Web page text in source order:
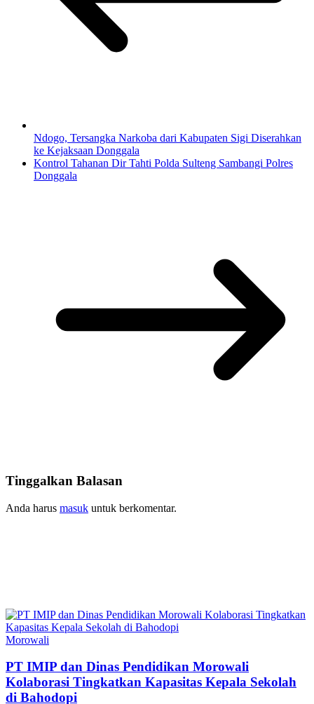
Ndogo, Tersangka Narkoba dari Kabupaten Sigi Diserahkan
ke Kejaksaan Donggala
Kontrol Tahanan Dir Tahti Polda Sulteng Sambangi Polres
Donggala
Tinggalkan Balasan
Anda harus masuk untuk berkomentar.
Morowali
PT IMIP dan Dinas Pendidikan Morowali
Kolaborasi Tingkatkan Kapasitas Kepala Sekolah
di Bahodopi